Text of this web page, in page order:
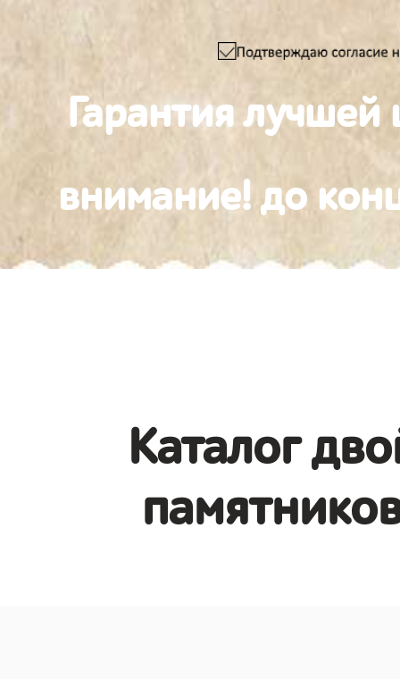
Гарантия
внимание! до
Каталог